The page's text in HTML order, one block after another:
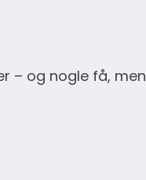
– og nogle få, men